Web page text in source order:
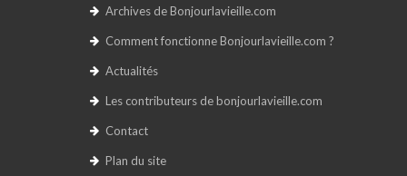
Archives de Bonjourlavieille.com
Comment fonctionne Bonjourlavieille.com ?
Actualités
Les contributeurs de bonjourlavieille.com
Contact
Plan du site